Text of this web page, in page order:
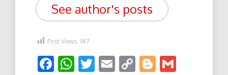
See author's posts
Post Views: 187
Facebook
WhatsApp
Twitter
EmailCopyBlogger